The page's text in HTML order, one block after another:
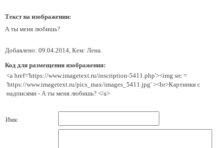
Текст на изображении:
А ты меня любишь?
Добавлено: 09.04.2014, Кем: Лена.
Код для размещения изображения:
<a href='https://www.imagetext.ru/inscription-5411.php'><img src =
'https://www.imagetext.ru/pics_max/images_5411.jpg' ><br>Картинки с
надписями - А ты меня любишь? </a>
Имя: